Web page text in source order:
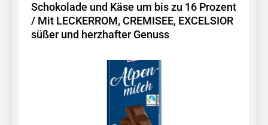
Schokolade und Käse um bis zu 16 Prozent
/ Mit LECKERROM, CREMISEE, EXCELSIOR
süßer und herzhafter Genuss